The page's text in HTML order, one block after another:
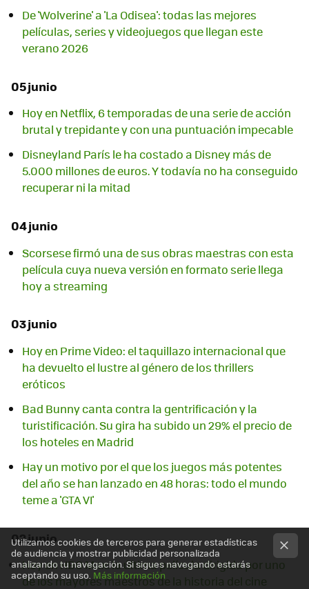
De 'Wolverine' a 'La Odisea': todas las mejores
películas, series y videojuegos que llegan este
verano 2026
05 junio
Hoy en Netflix, 6 temporadas de una serie de acción
brutal y trepidante y con una puntuación impecable
Disneyland París le ha costado a Disney más de
5.000 millones de euros. Y todavía no ha conseguido
recuperar ni la mitad
04 junio
Scorsese firmó una de sus obras maestras con esta
película cuya nueva versión en formato serie llega
hoy a streaming
03 junio
Hoy en Prime Video: el taquillazo internacional que
ha devuelto el lustre al género de los thrillers
eróticos
Bad Bunny canta contra la gentrificación y la
turistificación. Su gira ha subido un 29% el precio de
los hoteles en Madrid
Hay un motivo por el que los juegos más potentes
del año se han lanzado en 48 horas: todo el mundo
teme a 'GTA VI'
02 junio
Hoy en HBO Max: la última película dirigida por uno
de los mayores maestros de la historia del cine
Utilizamos cookies de terceros para generar estadísticas
de audiencia y mostrar publicidad personalizada
analizando tu navegación. Si sigues navegando estarás
aceptando su uso. Más información